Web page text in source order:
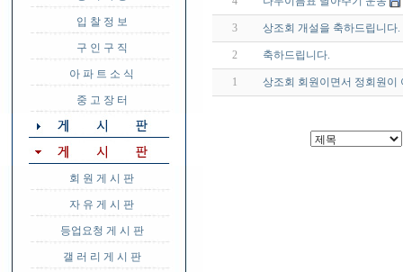
입 찰 정 보
구 인 구 직
아 파 트 소 식
중 고 장 터
회 원 게 시 판
자 유 게 시 판
등업요청 게 시 판
갤 러 리 게 시 판
3 상조회 개설을 축하드립니다.
2 축하드립니다.
1 상조회 회원이면서 정회원이